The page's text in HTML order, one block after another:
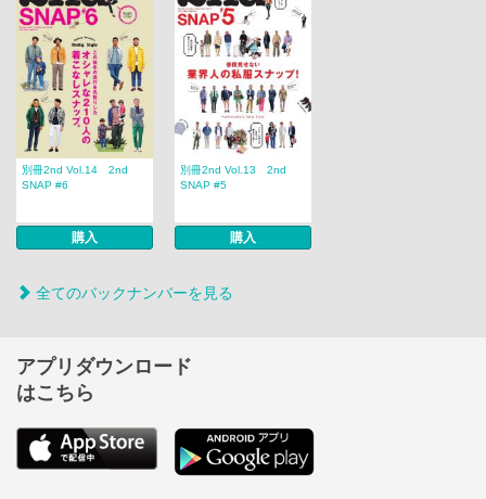
別冊2nd Vol.14 2nd
SNAP #6
購入
別冊2nd Vol.13 2nd
SNAP #5
購入
全てのバックナンバーを見る
アプリダウンロード
はこちら